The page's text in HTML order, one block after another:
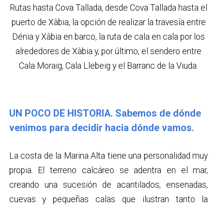
Rutas hasta Cova Tallada, desde Cova Tallada hasta el
puerto de Xàbia, la opción de realizar la travesía entre
Dénia y Xàbia en barco, la ruta de cala en cala por los
alrededores de Xàbia y, por último, el sendero entre
Cala Moraig, Cala Llebeig y el Barranc de la Viuda.
UN POCO DE HISTORIA. Sabemos de dónde
venimos para decidir hacia dónde vamos.
La costa de la Marina Alta tiene una personalidad muy
propia. El terreno calcáreo se adentra en el mar,
creando una sucesión de acantilados, ensenadas,
cuevas y pequeñas calas que ilustran tanto la